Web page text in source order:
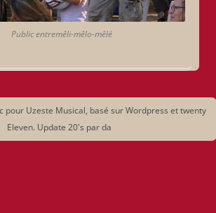
Public entremêli-mêlo-mêlé
pour Uzeste Musical, basé sur Wordpress et twenty
Eleven. Update 20's par da